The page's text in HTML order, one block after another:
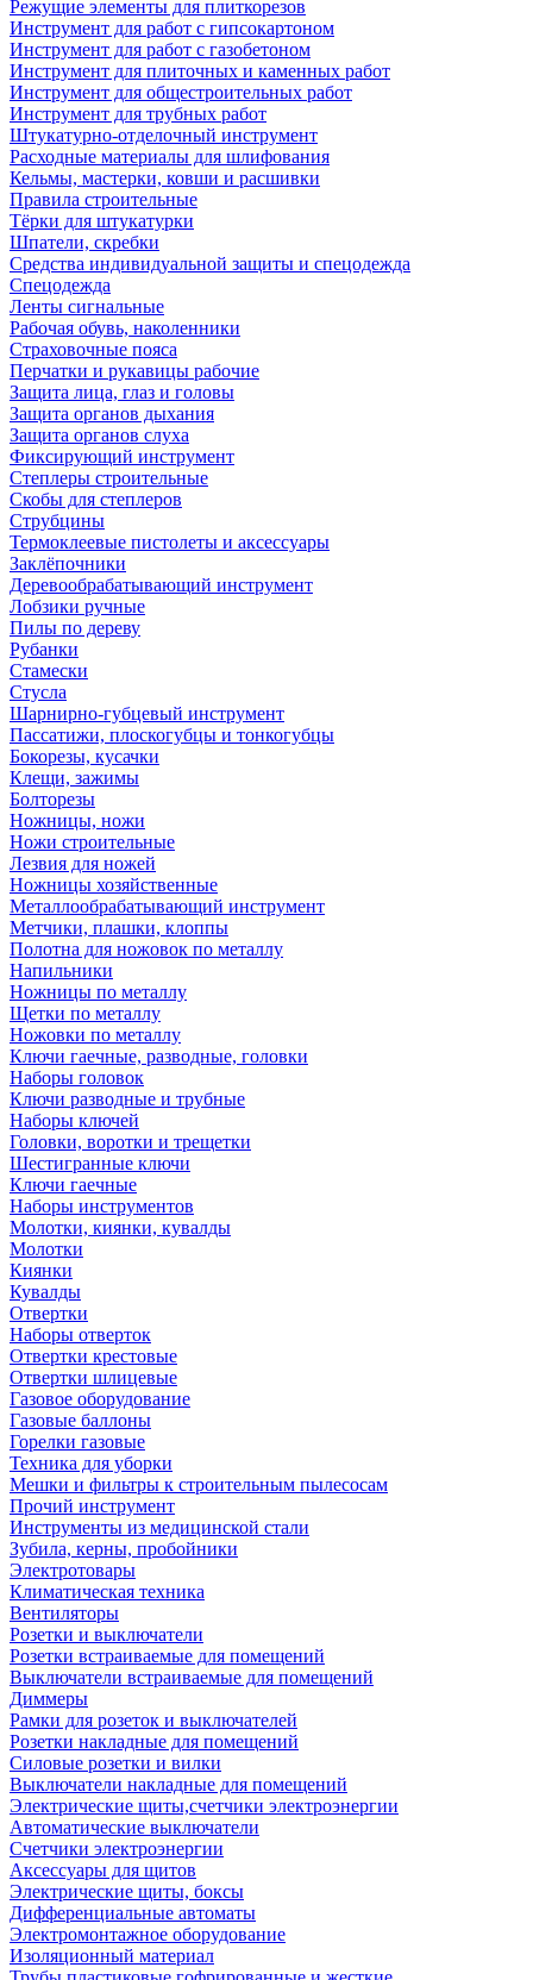
Режущие элементы для плиткорезов
Инструмент для работ с гипсокартоном
Инструмент для работ с газобетоном
Инструмент для плиточных и каменных работ
Инструмент для общестроительных работ
Инструмент для трубных работ
Штукатурно-отделочный инструмент
Расходные материалы для шлифования
Кельмы, мастерки, ковши и расшивки
Правила строительные
Тёрки для штукатурки
Шпатели, скребки
Средства индивидуальной защиты и спецодежда
Спецодежда
Ленты сигнальные
Рабочая обувь, наколенники
Страховочные пояса
Перчатки и рукавицы рабочие
Защита лица, глаз и головы
Защита органов дыхания
Защита органов слуха
Фиксирующий инструмент
Степлеры строительные
Скобы для степлеров
Струбцины
Термоклеевые пистолеты и аксессуары
Заклёпочники
Деревообрабатывающий инструмент
Лобзики ручные
Пилы по дереву
Рубанки
Стамески
Стусла
Шарнирно-губцевый инструмент
Пассатижи, плоскогубцы и тонкогубцы
Бокорезы, кусачки
Клещи, зажимы
Болторезы
Ножницы, ножи
Ножи строительные
Лезвия для ножей
Ножницы хозяйственные
Металлообрабатывающий инструмент
Метчики, плашки, клоппы
Полотна для ножовок по металлу
Напильники
Ножницы по металлу
Щетки по металлу
Ножовки по металлу
Ключи гаечные, разводные, головки
Наборы головок
Ключи разводные и трубные
Наборы ключей
Головки, воротки и трещетки
Шестигранные ключи
Ключи гаечные
Наборы инструментов
Молотки, киянки, кувалды
Молотки
Киянки
Кувалды
Отвертки
Наборы отверток
Отвертки крестовые
Отвертки шлицевые
Газовое оборудование
Газовые баллоны
Горелки газовые
Техника для уборки
Мешки и фильтры к строительным пылесосам
Прочий инструмент
Инструменты из медицинской стали
Зубила, керны, пробойники
Электротовары
Климатическая техника
Вентиляторы
Розетки и выключатели
Розетки встраиваемые для помещений
Выключатели встраиваемые для помещений
Диммеры
Рамки для розеток и выключателей
Розетки накладные для помещений
Силовые розетки и вилки
Выключатели накладные для помещений
Электрические щиты,счетчики электроэнергии
Автоматические выключатели
Счетчики электроэнергии
Аксессуары для щитов
Электрические щиты, боксы
Дифференциальные автоматы
Электромонтажное оборудование
Изоляционный материал